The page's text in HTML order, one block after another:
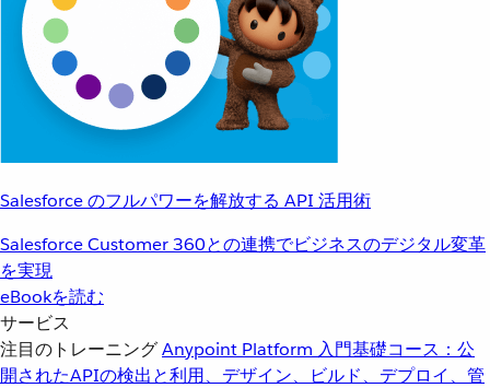
Salesforce のフルパワーを解放する API 活用術
Salesforce Customer 360との連携でビジネスのデジタル変革
を実現
eBookを読む
サービス
注目のトレーニングAnypoint Platform 入門基礎コース：公
開されたAPIの検出と利用、デザイン、ビルド、デプロイ、管